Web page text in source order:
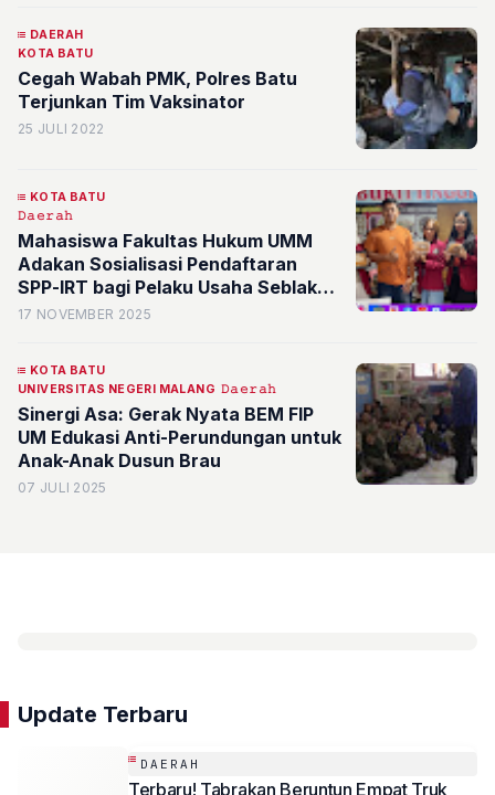
DAERAH
KOTA BATU
Cegah Wabah PMK, Polres Batu
Terjunkan Tim Vaksinator
25 JULI 2022
KOTA BATU
𝙳𝚊𝚎𝚛𝚊𝚑
Mahasiswa Fakultas Hukum UMM
Adakan Sosialisasi Pendaftaran
SPP-IRT bagi Pelaku Usaha Seblak
Kering di Desa Torongrejo, Kota
17 NOVEMBER 2025
KOTA BATU
UNIVERSITAS NEGERI MALANG 𝙳𝚊𝚎𝚛𝚊𝚑
Sinergi Asa: Gerak Nyata BEM FIP
UM Edukasi Anti-Perundungan untuk
Anak-Anak Dusun Brau
07 JULI 2025
Update Terbaru
DAERAH
Terbaru! Tabrakan Beruntun Empat Truk